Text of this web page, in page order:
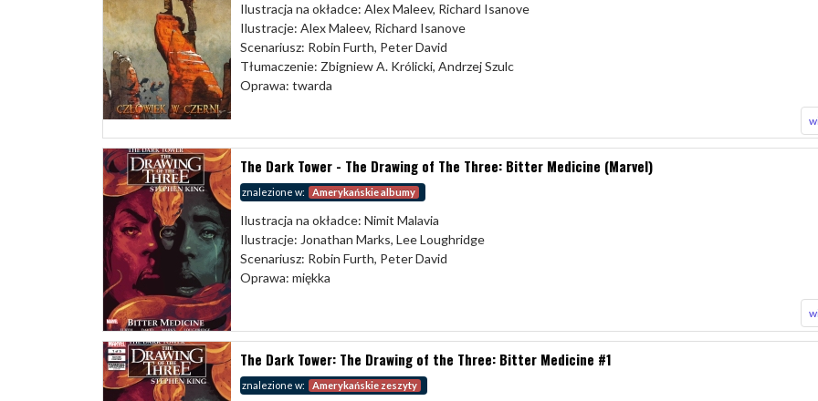
Ilustracja na okładce: Alex Maleev, Richard Isanove
Ilustracje: Alex Maleev, Richard Isanove
Scenariusz: Robin Furth, Peter David
Tłumaczenie: Zbigniew A. Królicki, Andrzej Szulc
Oprawa: twarda
The Dark Tower - The Drawing of The Three: Bitter Medicine (Marvel)
znalezione w: Amerykańskie albumy
Ilustracja na okładce: Nimit Malavia
Ilustracje: Jonathan Marks, Lee Loughridge
Scenariusz: Robin Furth, Peter David
Oprawa: miękka
The Dark Tower: The Drawing of the Three: Bitter Medicine #1
znalezione w: Amerykańskie zeszyty